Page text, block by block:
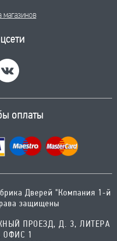
магазинов
оплаты
Дверей "Компания 1-й
защищены
ПРОЕЗД, Д. 3, ЛИТЕРА
ОФИС 1